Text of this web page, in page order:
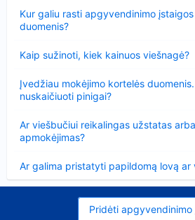
Kur galiu rasti apgyvendinimo
duomenis?
Kaip sužinoti, kiek kainuos viešnagė?
Įvedžiau mokėjimo kortelės
nuskaičiuoti pinigai?
Ar viešbučiui reikalingas užstatas
apmokėjimas?
Ar galima pristatyti papildomą lovą ar
Pridėti apgyvendinimo